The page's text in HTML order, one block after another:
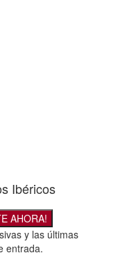
Ibéricos
AHORA!
y las últimas
entrada.